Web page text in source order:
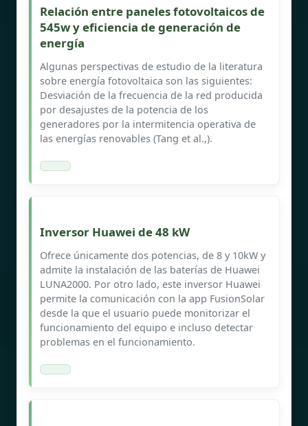
Relación entre paneles fotovoltaicos de
545w y eficiencia de generación de
energía
Algunas perspectivas de estudio de la literatura
sobre energía fotovoltaica son las siguientes:
Desviación de la frecuencia de la red producida
por desajustes de la potencia de los
generadores por la intermitencia operativa de
las energías renovables (Tang et al.,).
Inversor Huawei de 48 kW
Ofrece únicamente dos potencias, de 8 y 10kW y
admite la instalación de las baterías de Huawei
LUNA2000. Por otro lado, este inversor Huawei
permite la comunicación con la app FusionSolar
desde la que el usuario puede monitorizar el
funcionamiento del equipo e incluso detectar
problemas en el funcionamiento.